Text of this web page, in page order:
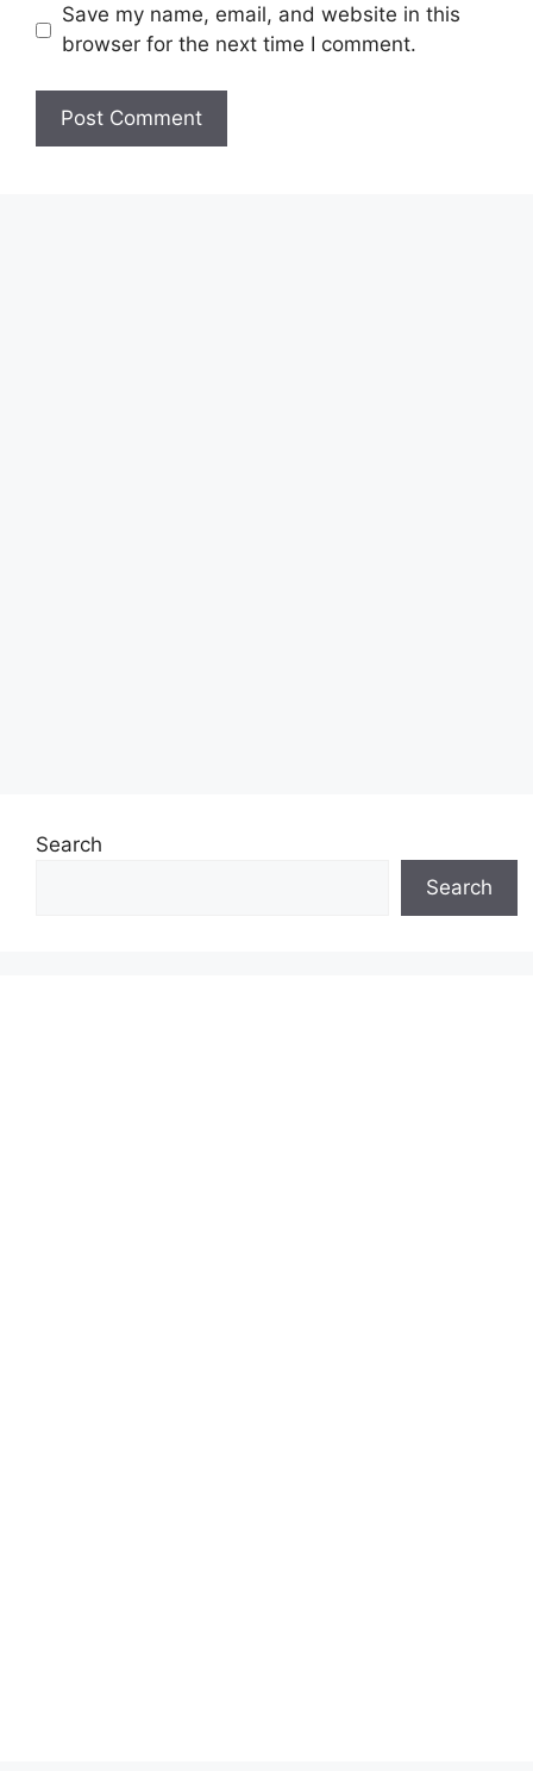
Save my name, email, and website in this
browser for the next time I comment.
Search
Search